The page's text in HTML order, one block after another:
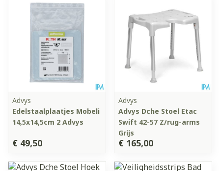
Advys
Edelstaalplaatjes Mobeli
14,5x14,5cm 2 Advys
€ 49,50
Advys
Advys Dche Stoel Etac
Swift 42-57 Z/rug-arms
Grijs
€ 165,00